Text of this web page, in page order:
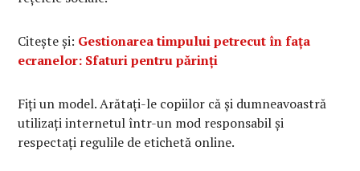
Citește și: Gestionarea timpului petrecut în fața
ecranelor: Sfaturi pentru părinți
Fiți un model. Arătați-le copiilor că și dumneavoastră
utilizați internetul într-un mod responsabil și
respectați regulile de etichetă online.